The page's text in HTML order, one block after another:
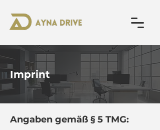
Imprint
Angaben gemäß § 5 TMG: